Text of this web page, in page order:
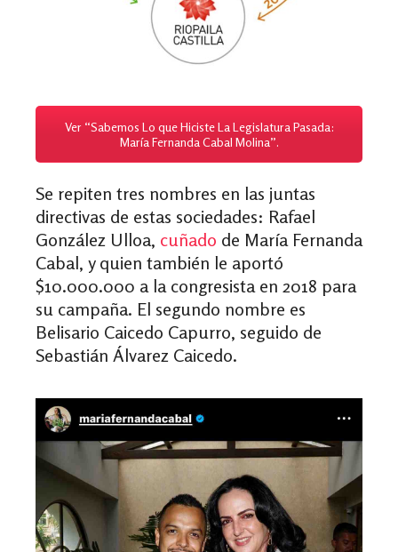
Ver “Sabemos Lo que Hiciste La Legislatura Pasada:
María Fernanda Cabal Molina”.
Se repiten tres nombres en las juntas
directivas de estas sociedades: Rafael
González Ulloa, cuñado de María Fernanda
Cabal, y quien también le aportó
$10.000.000 a la congresista en 2018 para
su campaña. El segundo nombre es
Belisario Caicedo Capurro, seguido de
Sebastián Álvarez Caicedo.